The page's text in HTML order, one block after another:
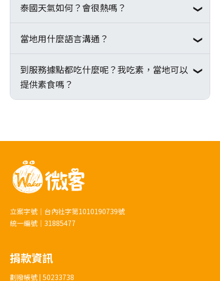
額則轉為當地服務費用
※點我查看當地集合注意事項
※點我查看微客梯隊費用說明
※點我查看微客志工安全管理機制
合後，由服務據點派專車前往服務據點。
◆服務：抵達服務據點後便是陪伴孩子們的
打球、家訪，亦或是與孩子們共同整理環
境、一同料理膳食等等，享受當地生活、與
孩子們玩在一起。
的自由時間前往附近小賣鋪或服務結束返回
品店或在旅店休息，外出者須向引導員報備
並於集合時間內返回。
◆返程：由服務據點派專車前往機場或市區
旅館，預備返回台灣。自行前往者亦需同時
*此行程以台灣集合出發為例，實際內容將
或於服務結束返回市區後，選擇前往附近景
點參觀、逛逛紀念品店或在旅店休息，外出
者須向引導員報備並於集合時間內返回。市
和引導員回報的好習慣，以提升自身的安
全。
據點內有提供盥洗區域，因當地天氣及習
慣，淋浴冷水澡是常見的盥洗方式。
泰國天氣如何？會很熱嗎？
泰國的氣候可以分為三個主要季節：熱季、
雨季和涼季。
熱季：通常從三月或四月開始，一直持續到
五月或六月。這是最熱的時期，氣溫可能在
雨季：從五月或六月開始，一直持續到十月
尤其是七月和八月。雨季期間，氣溫稍微降
低。
隔年二月或三月。這是最舒適的季節，氣溫
較為涼爽，特別是泰國北部的高地地區。入
當地用什麼語言溝通？
在泰國北部有許多不同的民族和族群，當地
主要的語言為泰文，在服務據點主要以中文
溝通
到服務據點都吃什麼呢？我吃素，當地可以
提供素食嗎？
師一手包辦，因此不會特別為有特殊飲食習
慣者額外預備，因此若有特殊飲食習慣的志
工，需自行攜帶。另報名系統填寫飲食習慣
葷素，僅做為飛機餐之用。
立案字號｜台內社字第1010190739號
統一編號｜31885477
捐款資訊
劃撥帳號 | 50233738